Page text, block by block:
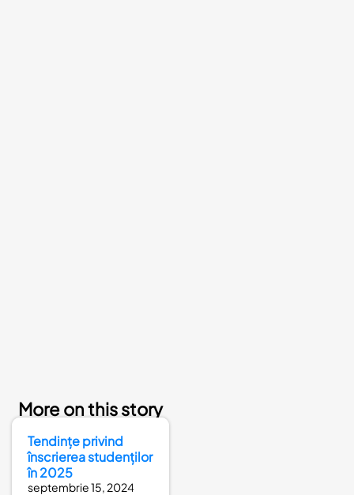
More on this story
Tendințe privind
înscrierea studenților
în 2025
septembrie 15, 2024